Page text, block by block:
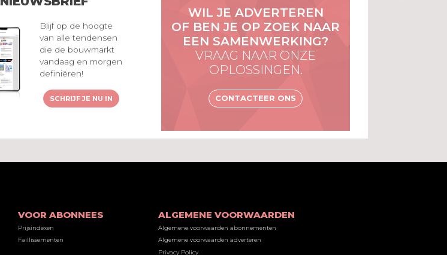
Blijf op de hoogte
van alle tendensen
die de bouwmarkt
vandaag en morgen
definiëren!
SCHRIJF JE NU IN
WIL JE ADVERTEREN
OF BEN JE OP ZOEK NAAR
EEN SAMENWERKING?
VRAAG NAAR ONZE
OPLOSSINGEN.
CONTACTEER ONS
VOOR ABONNEES
Prijsindexen
Faillissementen
ALGEMENE VOORWAARDEN
Algemene voorwaarden abonnementen
Algemene voorwaarden adverteren
Privacy Policy